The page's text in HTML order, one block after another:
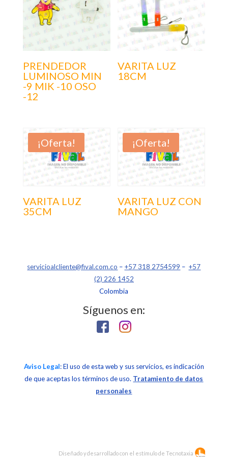
PRENDEDOR
LUMINOSO MIN
-9 MIK -10 OSO
-12
VARITA LUZ
18CM
¡Oferta!
VARITA LUZ
35CM
¡Oferta!
VARITA LUZ CON
MANGO
servicioalcliente@fival.com.co – +57 318 2754599 – +57
(2) 226 1452
Colombia
Síguenos en:
Aviso Legal: El uso de esta web y sus servicios, es indicación
de que aceptas los términos de uso. Tratamiento de datos
personales
Diseñado y desarrollado con el estímulo deTecnotaxia